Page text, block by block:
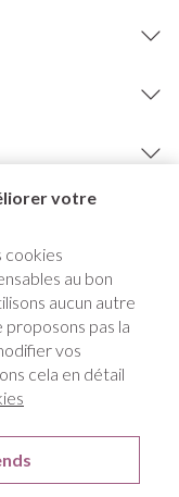
votre
cookies
au bon
aucun autre
pas la
vos
cela en détail